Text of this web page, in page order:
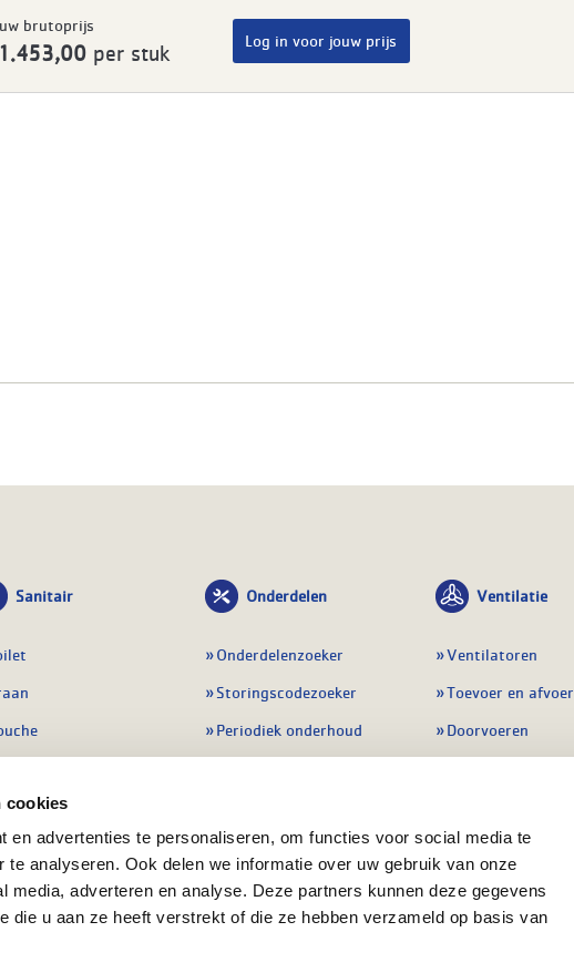
cookies
en advertenties te personaliseren, om functies voor social media te
te analyseren. Ook delen we informatie over uw gebruik van onze
media, adverteren en analyse. Deze partners kunnen deze gegevens
die u aan ze heeft verstrekt of die ze hebben verzameld op basis van
brutoprijs
per stuk
Log in voor jouw prijs
Sanitair
sanitair
Onderdelen
Onderdelenzoeker
Storingscodezoeker
Periodiek onderhoud
Preventie & detectie
Alle onderdelen
Ventilatie
Ventilatoren
Toevoer en afvoer
Doorvoeren
Regelingen